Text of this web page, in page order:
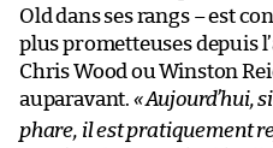
Old dans ses rangs – est
plus prometteuses depuis
Chris Wood ou Winston
auparavant. «Aujourd’hui,
phare, il est pratiquement